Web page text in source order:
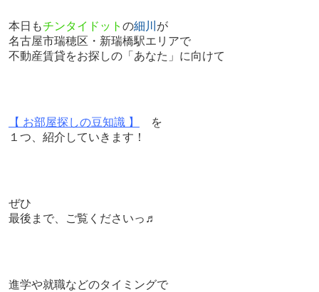
本日もチンタイドット の細川 が
名古屋市瑞穂区・新瑞橋駅エリアで
不動産賃貸をお探しの「あなた」に向けて
【 お部屋探しの豆知識 】
を
１つ、紹介していきます！
ぜひ
最後まで、ご覧くださいっ♬
進学や就職などのタイミングで